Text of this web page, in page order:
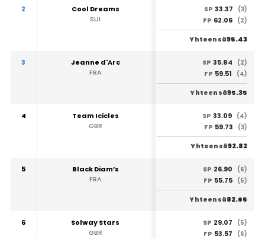
2
Cool Dreams
SUI
SP 33.37
(3)
FP 62.06 (2)
Yhteensä95.43
3
Jeanne d'Arc
FRA
SP 35.84
(2)
FP 59.51 (4)
Yhteensä95.35
4
Team Icicles
GBR
SP 33.09 (4)
FP 59.73 (3)
Yhteensä92.82
5
Black Diam’s
FRA
SP 26.90
(6)
FP 55.75 (5)
Yhteensä82.65
6
Solway Stars
GBR
SP 29.07
(5)
FP 53.57 (6)